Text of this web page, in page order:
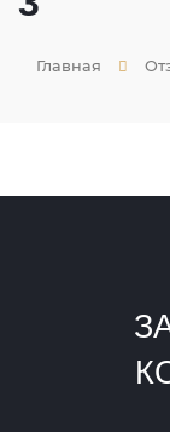
Главная